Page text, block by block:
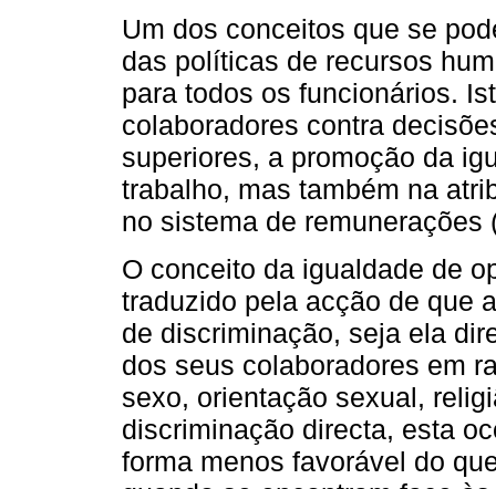
Um dos conceitos que se
das políticas de recursos
para todos os funcionários.
colaboradores contra
superiores, a promoção da
trabalho, mas também na
no sistema de
O conceito da igualdade de
traduzido pela acção de que
de discriminação, seja ela
dos seus colaboradores em
sexo, orientação sexual,
discriminação directa, esta
forma menos favorável do